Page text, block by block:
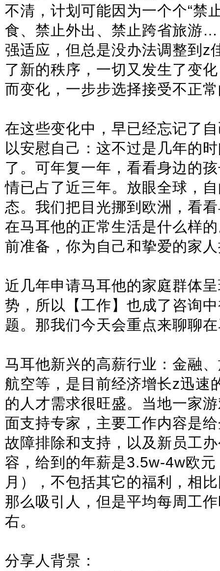
不清，计划可能因为一个个“禁
食、禁止外出、禁止跨省旅游
强适应，但总是没办法调整到z
了新的秩序，一切又发生了变
而变化，一步步选择接受不正
在这些变化中，早已经忘记了
以安慰自己：这不过是几年的
了。可年复一年，看看身边的
情已占了近三年。放眼全球，
态。我们把目光挪到欧洲，看
在马耳他的正常生活是什么样
前准备，你为自己和挚爱的家
近几年申请马耳他的家庭群体
势，所以【工作】也成了咨询
题。那我们今天会重点来聊聊
马耳他新兴的高薪行业：金融
航空等，是目前经济增长z迅速
的人才需求很旺盛。当地一家
面支持专家，主要工作内容是
故障排除和支持，以及新员工
容，给到的年薪是3.5w-4w欧
月），不包括其它的福利，相
那么吸引人，但是平均每周工
右。
分享人背景：